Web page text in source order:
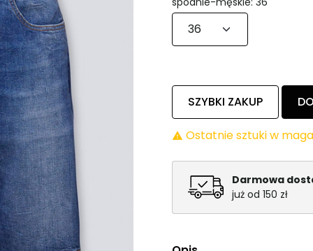
SZYBKI ZAKUP
 Ostatnie sztuki w
Darmowa
już od 150 zł